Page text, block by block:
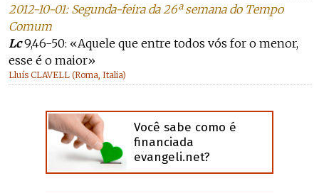
2012-10-01: Segunda-feira da 26ª semana do Tempo
Comum
Lc9,46-50: «Aquele que entre todos vós for o menor,
esse é o maior»
Lluís CLAVELL (Roma, Italia)
Você sabe como é
financiada
evangeli.net?